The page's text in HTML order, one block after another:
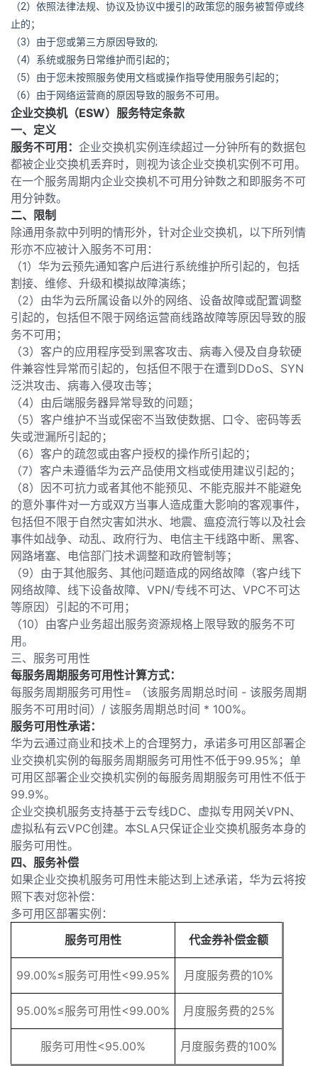
（2） 依照法律法规、协议及协议中援引的政策您的服务被暂停或终
止的；
（3） 由于您或第三方原因导致的;
（4） 系统或服务日常维护而引起的；
（5） 由于您未按照服务使用文档或操作指导使用服务引起的；
（6） 由于网络运营商的原因导致的服务不可用。
企业交换机（ESW）服务特定条款
一、 定义
服务不可用： 企业交换机实例连续超过一分钟所有的数据包
都被企业交换机丢弃时，则视为该企业交换机实例不可用。
在一个服务周期内企业交换机不可用分钟数之和即服务不可
用分钟数。
二、限制
除通用条款中列明的情形外，针对企业交换机，以下所列情
形亦不应被计入服务不可用：
（1）华为云预先通知客户后进行系统维护所引起的，包括
割接、维修、升级和模拟故障演练；
（2）由华为云所属设备以外的网络、设备故障或配置调整
引起的，包括但不限于网络运营商线路故障等原因导致的服
务不可用；
（3）客户的应用程序受到黑客攻击、病毒入侵及自身软硬
件兼容性异常而引起的，包括但不限于在遭到DDoS、SYN
泛洪攻击、病毒入侵攻击等；
（4）由后端服务器异常导致的问题；
（5）客户维护不当或保密不当致使数据、口令、密码等丢
失或泄漏所引起的；
（6）客户的疏忽或由客户授权的操作所引起的；
（7）客户未遵循华为云产品使用文档或使用建议引起的；
（8）因不可抗力或者其他不能预见、不能克服并不能避免
的意外事件对一方或双方当事人造成重大影响的客观事件，
包括但不限于自然灾害如洪水、地震、瘟疫流行等以及社会
事件如战争、动乱、政府行为、电信主干线路中断、黑客、
网路堵塞、电信部门技术调整和政府管制等；
（9）由于其他服务、其他问题造成的网络故障（客户线下
网络故障、线下设备故障、VPN/专线不可达、VPC不可达
等原因）引起的不可用；
（10）由客户业务超出服务资源规格上限导致的服务不可
用。
三、服务可用性
每服务周期服务可用性计算方式：
每服务周期服务可用性= （该服务周期总时间 - 该服务周期
服务不可用时间）/ 该服务周期总时间 * 100%。
服务可用性承诺：
华为云通过商业和技术上的合理努力，承诺多可用区部署企
业交换机实例的每服务周期服务可用性不低于99.95%；单
可用区部署企业交换机实例的每服务周期服务可用性不低于
99.9%。
企业交换机服务支持基于云专线DC、虚拟专用网关VPN、
虚拟私有云VPC创建。本SLA只保证企业交换机服务本身的
服务可用性。
四、服务补偿
如果企业交换机服务可用性未能达到上述承诺，华为云将按
照下表对您补偿：
多可用区部署实例：
服务可用性
代金券补偿金额
99.00%≤服务可用性<99.95% 月度服务费的10%
95.00%≤服务可用性<99.00% 月度服务费的25%
服务可用性<95.00% 月度服务费的100%